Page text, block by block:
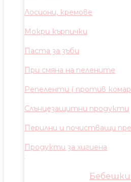
Лосиони, кремове
Мокри кърпички
Паста за зъби
При смяна на пелените
Репеленти ( против
Слънцезащитни продукти
Перилни и почистващи
Продукти за хигиена
Бебешки